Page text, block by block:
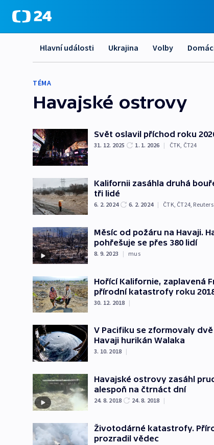
Hlavní události Ukrajina Volby
TÉMA
Havajské ostrovy
Svět oslavil příchod roku
31. 12. 2025 1. 1. 2026 | ČTK, ČT24
Kalifornii zasáhla druhá
tři lidé
6. 2. 2024 6. 2. 2024 | ČTK, ČT24, Reuters
Měsíc od požáru na Havaji.
pohřešuje se přes 380 lidí
8. 9. 2023 | mus
Hořící Kalifornie, zaplavená
přírodní katastrofy roku
30. 12. 2018 |
V Pacifiku se zformovaly
Havaji hurikán Walaka
3. 10. 2018 |
Havajské ostrovy zasáhl
alespoň na čtrnáct dní
24. 8. 2018 24. 8. 2018 |
Životodárné katastrofy.
prozradil vědec